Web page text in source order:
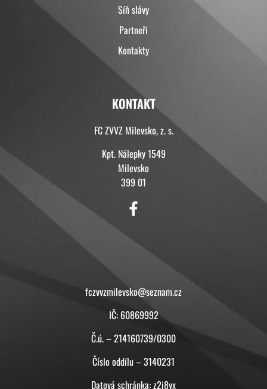
Síň slávy
Partneři
Kontakty
KONTAKT
FC ZVVZ Milevsko, z. s.
Kpt. Nálepky 1549
Milevsko
399 01
fczvvzmilevsko@seznam.cz
IČ: 60869992
Č.ú. – 214160739/0300
Číslo oddílu – 3140231
Datová schránka: z2i8yx